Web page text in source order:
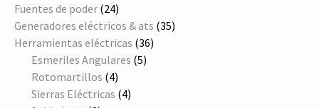
Fuentes de poder 2424
productos
Generadores eléctricos & ats 3535
Herramientas eléctricas 3636
Esmeriles Angulares 55
Rotomartillos 44
productos
Sierras Eléctricas 44